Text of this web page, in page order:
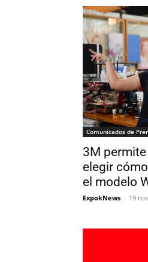
Comunicados de
3M
elegir
el modelo
ExpokNews - 19